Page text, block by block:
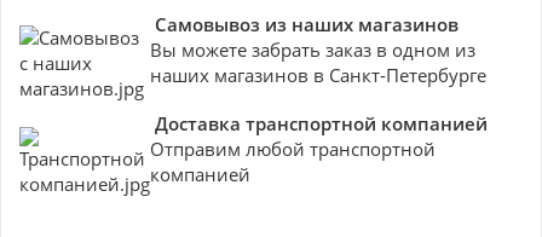
Самовывоз из наших магазинов
Вы можете забрать заказ в одном из
наших магазинов в Санкт-Петербурге
Доставка транспортной компанией
Отправим любой транспортной
компанией